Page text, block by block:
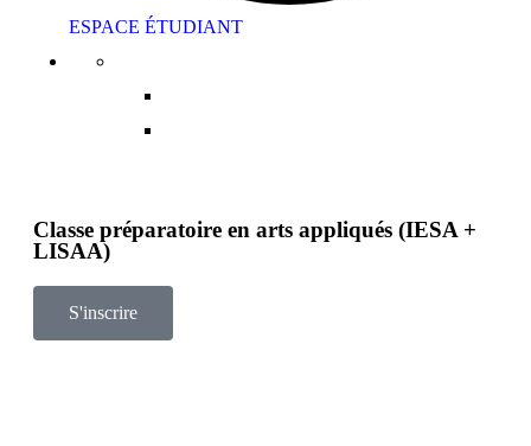
ESPACE ÉTUDIANT
Classe préparatoire en arts appliqués (IESA +
LISAA)
S'inscrire